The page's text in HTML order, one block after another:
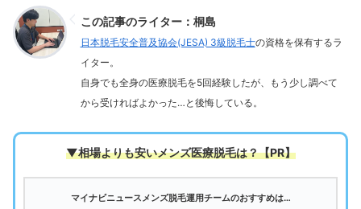
この記事のライター：桐島
日本脱毛安全普及協会(JESA) 3級脱毛士の資格を保有するラ
イター。
自身でも全身の医療脱毛を5回経験したが、もう少し調べて
から受ければよかった…と後悔している。
▼相場よりも安いメンズ医療脱毛は？【PR】
マイナビニュースメンズ脱毛運用チームのおすすめは…